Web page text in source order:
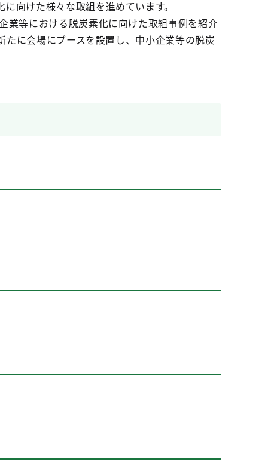
向けた様々な取組を進めています。
業等における脱炭素化に向けた取組事例を紹介
に会場にブースを設置し、中小企業等の脱炭